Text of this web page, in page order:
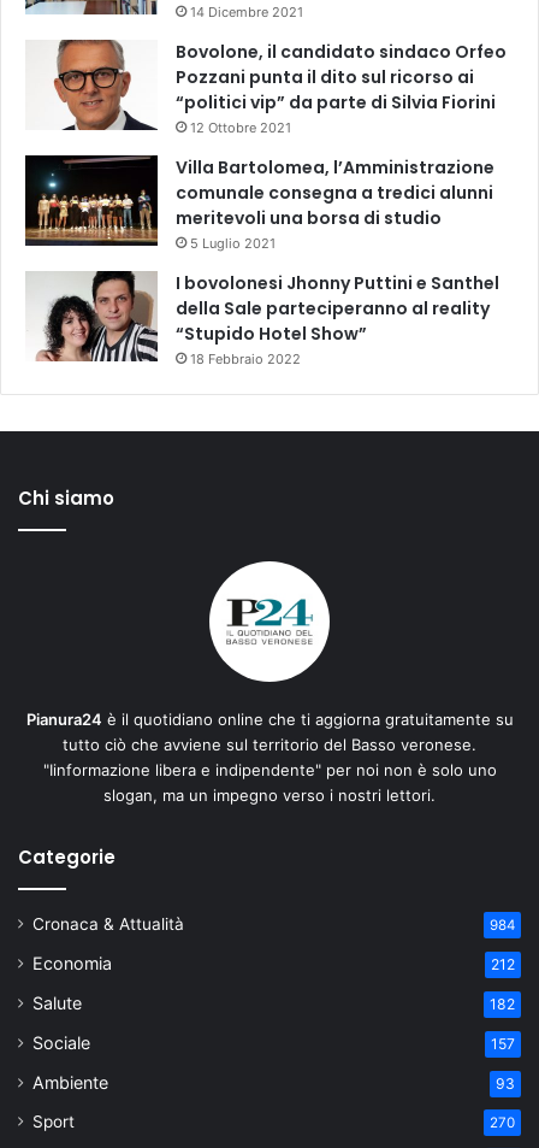
14 Dicembre 2021
Bovolone, il candidato sindaco Orfeo
Pozzani punta il dito sul ricorso ai
“politici vip” da parte di Silvia Fiorini
12 Ottobre 2021
Villa Bartolomea, l’Amministrazione
comunale consegna a tredici alunni
meritevoli una borsa di studio
5 Luglio 2021
I bovolonesi Jhonny Puttini e Santhel
della Sale parteciperanno al reality
“Stupido Hotel Show”
18 Febbraio 2022
Chi siamo
Pianura24 è il quotidiano online che ti aggiorna gratuitamente su
tutto ciò che avviene sul territorio del Basso veronese.
"Iinformazione libera e indipendente" per noi non è solo uno
slogan, ma un impegno verso i nostri lettori.
Categorie
Cronaca & Attualità 984
Economia 212
Salute 182
Sociale 157
Ambiente 93
Sport 270